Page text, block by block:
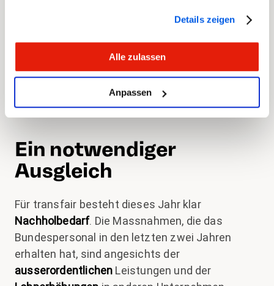
Details zeigen
Alle zulassen
Anpassen
Mittel vorgesehen; der Teuerungsausgleich
musste über einenNachtragskreditfinanziert
werden. Später wurde die Teuerung von 0,5 auf
0,6 Prozent nach oben korrigiert. transfair
Ausgleichdieser Differenz
Lohnmassnahmen 2023.
Ein notwendiger
Ausgleich
Für transfair besteht dieses Jahr klar
Nachholbedarf. Die Massnahmen, die das
Bundespersonal in den letzten zwei Jahren
erhalten hat, sind angesichts der
ausserordentlichen Leistungen und der